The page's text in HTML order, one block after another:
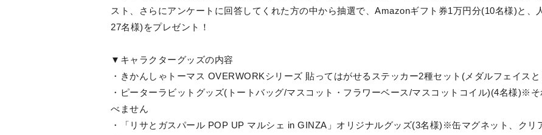
スト、さらにアンケートに回答してくれた方の中から抽選で、Amazonギフト券1万円分(10名様)と、
27名様)をプレゼント！
▼キャラクターグッズの内容
・きかんしゃトーマス OVERWORKシリーズ 貼ってはがせるステッカー2種セット(メダルフェイス
・ピーターラビットグッズ(トートバッグ/マスコット・フラワーベース/マスコットコイル)(4名様)※
べません
・「リサとガスパール POP UP マルシェ in GINZA」オリジナルグッズ(3名様)※缶マグネット、クリ